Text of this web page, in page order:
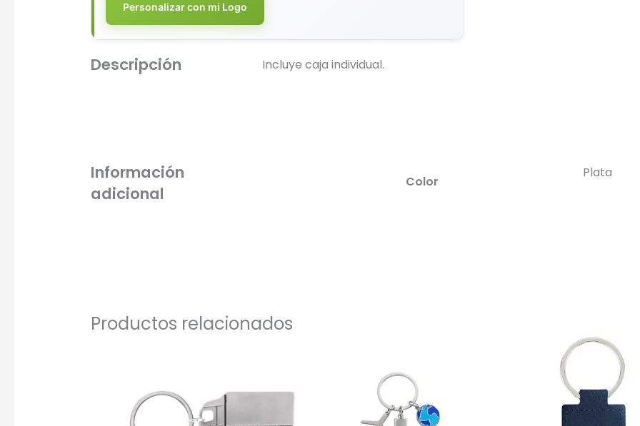
Personalizar con mi Logo
Descripción Incluye caja individual.
Información
adicional
Color
Plata
Productos relacionados